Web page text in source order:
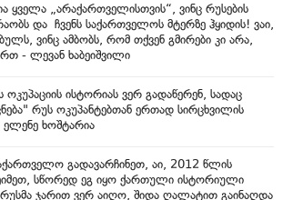
ყველა „არაქართველისთვის“, ვინც რუსების
და ჩვენს საქართველოს მტერზე ჰყიდის! ვაი,
ვინც ამბობს, რომ თქვენ გმირები კი არა,
- ლევან ხაბეიშვილი
ისტორიას ვერ გადაწერენ, სადაც
რუს ოკუპანტებთან ერთად სირცხვილის
ელენე ხოშტარია
გადავარჩინეთ, აი, 2012 წლის
სწორედ ეგ იყო ქართული ისტორიული
ჯარით ვერ აიღო, შიდა ღალატით გაინაღდა